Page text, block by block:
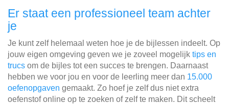
Er staat een professioneel team achter
je
Je kunt zelf helemaal weten hoe je de bijlessen indeelt. Op
jouw eigen omgeving geven we je zoveel mogelijk tips en
trucs om de bijles tot een succes te brengen. Daarnaast
hebben we voor jou en voor de leerling meer dan 15.000
oefenopgaven gemaakt. Zo hoef je zelf dus niet extra
oefenstof online op te zoeken of zelf te maken. Dit scheelt